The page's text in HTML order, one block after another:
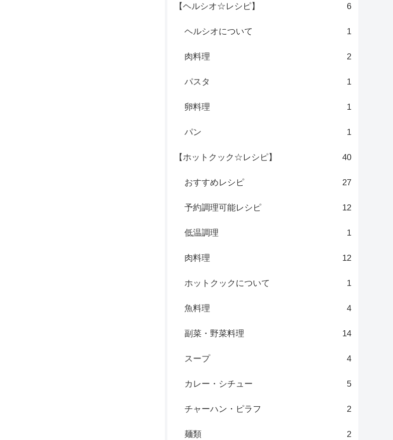
【ヘルシオ☆レシピ】 6
ヘルシオについて 1
肉料理 2
パスタ 1
卵料理 1
パン 1
【ホットクック☆レシピ】 40
おすすめレシピ 27
予約調理可能レシピ 12
低温調理 1
肉料理 12
ホットクックについて 1
魚料理 4
副菜・野菜料理 14
スープ 4
カレー・シチュー 5
チャーハン・ピラフ 2
麺類 2